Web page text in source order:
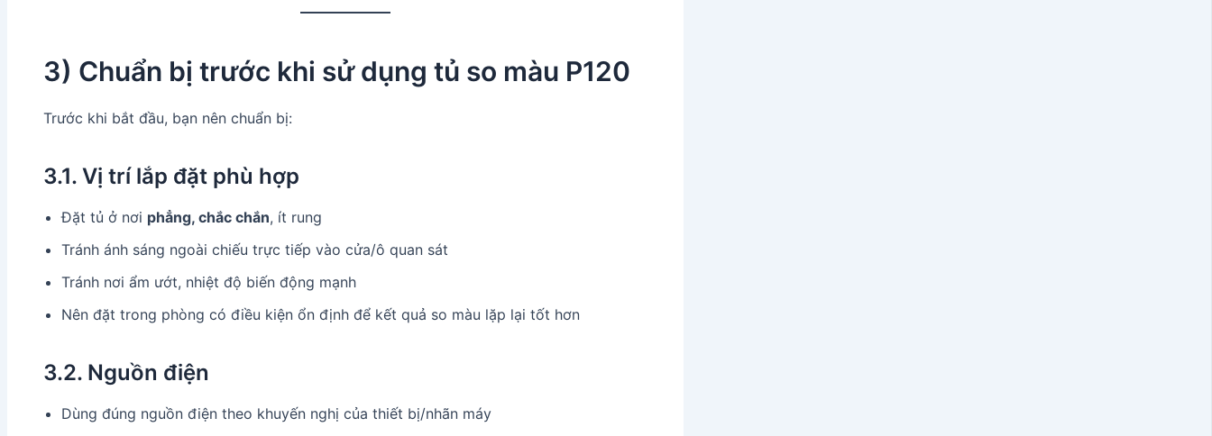
3) Chuẩn bị trước khi sử dụng tủ so màu P120
Trước khi bắt đầu, bạn nên chuẩn bị:
3.1. Vị trí lắp đặt phù hợp
Đặt tủ ở nơi phẳng, chắc chắn, ít rung
Tránh ánh sáng ngoài chiếu trực tiếp vào cửa/ô quan sát
Tránh nơi ẩm ướt, nhiệt độ biến động mạnh
Nên đặt trong phòng có điều kiện ổn định để kết quả so màu lặp lại tốt hơn
3.2. Nguồn điện
Dùng đúng nguồn điện theo khuyến nghị của thiết bị/nhãn máy